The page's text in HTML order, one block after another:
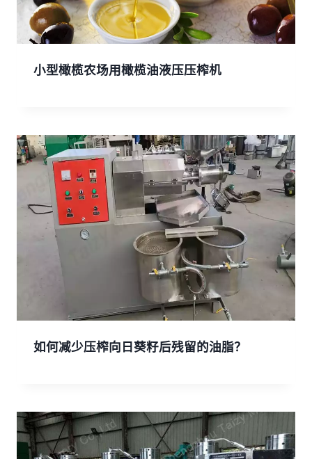
小型橄榄农场用橄榄油液压压榨机
如何减少压榨向日葵籽后残留的油脂？